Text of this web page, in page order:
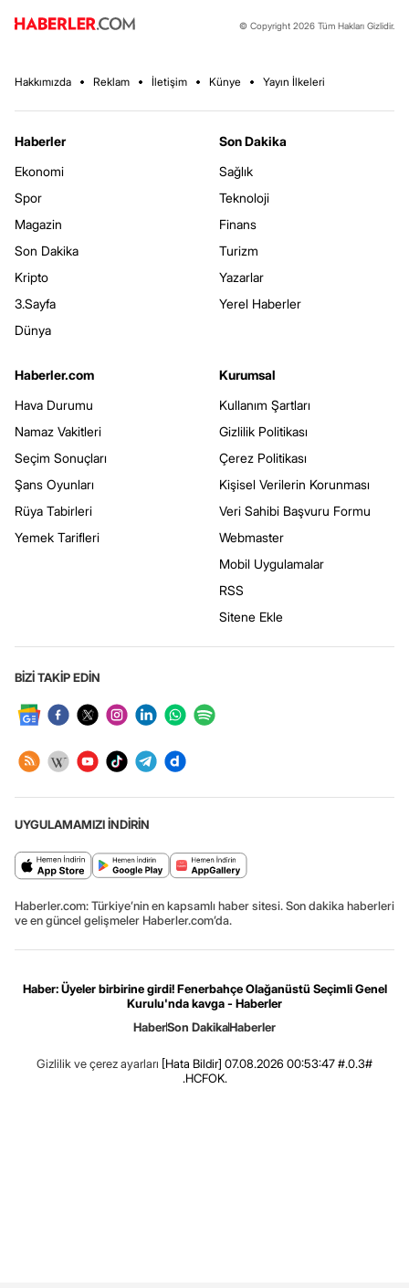
© Copyright 2026 Tüm Hakları Gizlidir.
Hakkımızda Reklam İletişim Künye Yayın İlkeleri
Haberler
Ekonomi
Spor
Magazin
Son Dakika
Kripto
3.Sayfa
Dünya
Son Dakika
Sağlık
Teknoloji
Finans
Turizm
Yazarlar
Yerel Haberler
Haberler.com
Hava Durumu
Namaz Vakitleri
Seçim Sonuçları
Şans Oyunları
Rüya Tabirleri
Yemek Tarifleri
Kurumsal
Kullanım Şartları
Gizlilik Politikası
Çerez Politikası
Kişisel Verilerin Korunması
Veri Sahibi Başvuru Formu
Webmaster
Mobil Uygulamalar
RSS
Sitene Ekle
BİZİ TAKİP EDİN
UYGULAMAMIZI İNDİRİN
Haberler.com: Türkiye’nin en kapsamlı haber sitesi. Son dakika haberleri
ve en güncel gelişmeler Haberler.com’da.
Haber: Üyeler birbirine girdi! Fenerbahçe Olağanüstü Seçimli Genel
Kurulu'nda kavga - Haberler
HaberSon DakikaHaberler
Gizlilik ve çerez ayarları [Hata Bildir] 07.08.2026 00:53:47 #.0.3#
.HCFOK.